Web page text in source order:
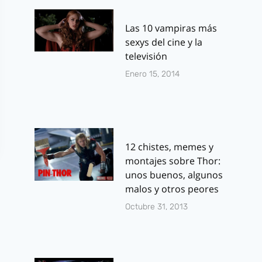
Las 10 vampiras más
sexys del cine y la
televisión
Enero 15, 2014
12 chistes, memes y
montajes sobre Thor:
unos buenos, algunos
malos y otros peores
Octubre 31, 2013